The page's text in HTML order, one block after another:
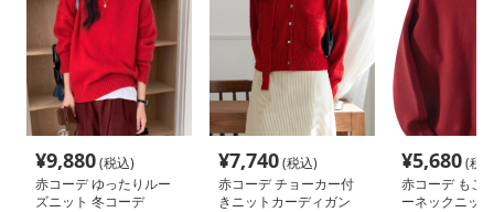
¥9,880(税込)
赤コーデ ゆったりルー
ズニット 冬コーデ
¥7,740(税込)
赤コーデ チョーカー付
きニットカーディガン
¥5,680(税
赤コーデ もこ
ーネックニット